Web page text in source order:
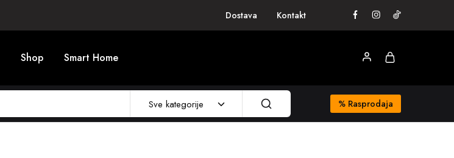
Dostava Kontakt
Shop Smart Home
Sve kategorije % Rasprodaja